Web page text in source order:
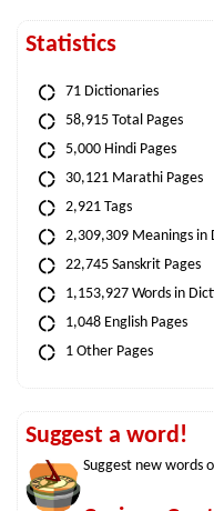
Statistics
71 Dictionaries
58,915 Total Pages
5,000 Hindi Pages
30,121 Marathi Pages
2,921 Tags
2,309,309 Meanings in
22,745 Sanskrit Pages
1,153,927 Words in
1,048 English Pages
1 Other Pages
Suggest a word!
Suggest new words